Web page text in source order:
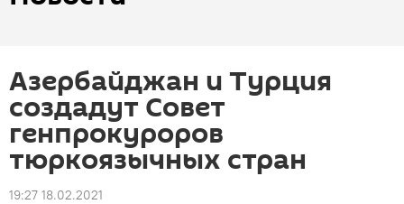
Азербайджан и Турция
создадут Совет
генпрокуроров
тюркоязычных стран
19:27 18.02.2021